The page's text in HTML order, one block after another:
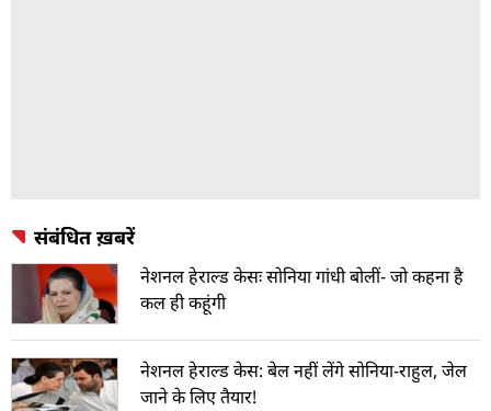
संबंधित ख़बरें
नेशनल हेराल्ड केसः सोनिया गांधी बोलीं- जो कहना है
कल ही कहूंगी
नेशनल हेराल्ड केस: बेल नहीं लेंगे सोनिया-राहुल, जेल
जाने के लिए तैयार!